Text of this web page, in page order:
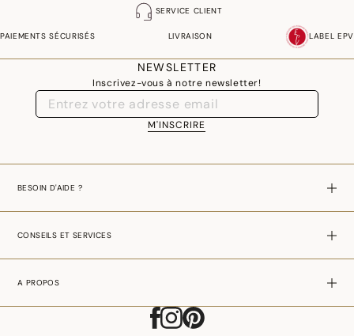
SERVICE CLIENT
PAIEMENTS SÉCURISÉS LIVRAISON LABEL EPV
NEWSLETTER
Inscrivez-vous à notre newsletter!
M'INSCRIRE
BESOIN D'AIDE ?
CONSEILS ET SERVICES
A PROPOS